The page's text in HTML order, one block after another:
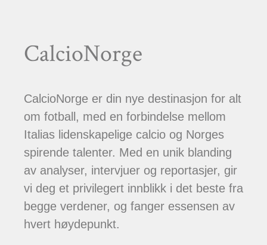
CalcioNorge
CalcioNorge er din nye destinasjon for alt
om fotball, med en forbindelse mellom
Italias lidenskapelige calcio og Norges
spirende talenter. Med en unik blanding
av analyser, intervjuer og reportasjer, gir
vi deg et privilegert innblikk i det beste fra
begge verdener, og fanger essensen av
hvert høydepunkt.